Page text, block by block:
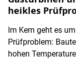
heikles
Im Kern geht es
Prüfproblem:
hohen